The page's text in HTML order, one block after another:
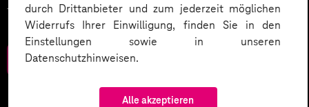
durch Drittanbieter und zum jederzeit möglichen
Widerrufs Ihrer Einwilligung, finden Sie in den
Einstellungen sowie in unseren
Datenschutzhinweisen.
Alle akzeptieren
Trendbook.
Zum Download